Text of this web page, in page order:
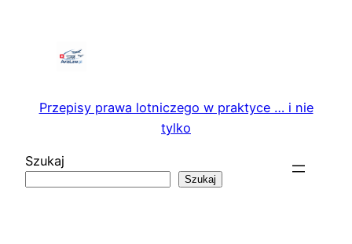
Przepisy prawa lotniczego w praktyce … i nie
tylko
Szukaj
Szukaj